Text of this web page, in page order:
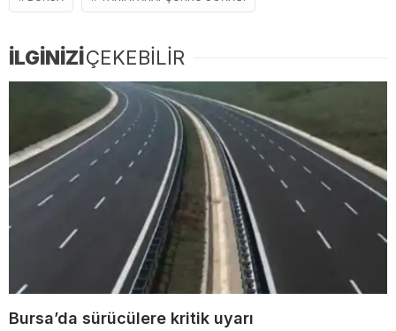
İLGİNİZİÇEKEBİLİR
Bursa’da sürücülere kritik uyarı